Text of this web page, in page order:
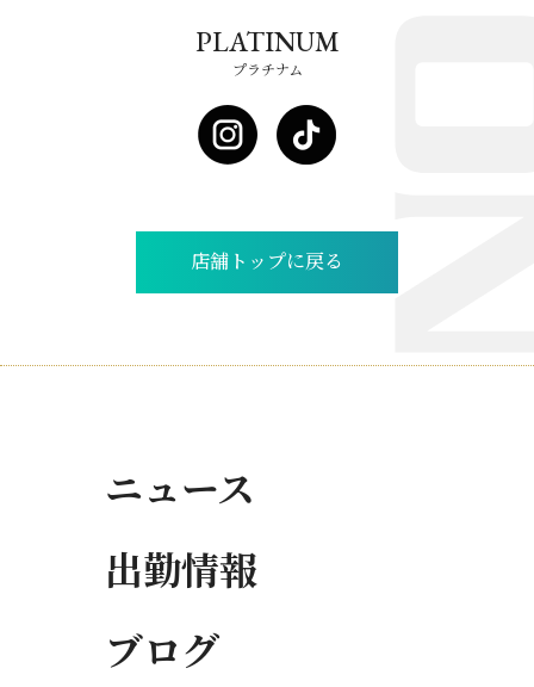
PLATINUM
プラチナム
店舗トップに戻る
ニュース
出勤情報
ブログ